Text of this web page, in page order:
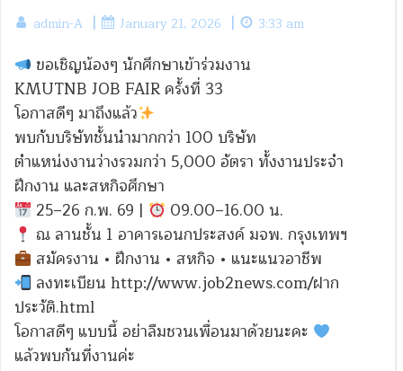
admin-A | January 21, 2026 | 3:33 am
ขอเชิญน้องๆ นักศึกษาเข้าร่วมงาน
KMUTNB JOB FAIR ครั้งที่ 33
โอกาสดีๆ มาถึงแล้ว
พบกับบริษัทชั้นนำมากกว่า 100 บริษัท
ตำแหน่งงานว่างรวมกว่า 5,000 อัตรา ทั้งงานประจำ
ฝึกงาน และสหกิจศึกษา
25–26 ก.พ. 69 |
09.00–16.00 น.
ณ ลานชั้น 1 อาคารเอนกประสงค์ มจพ. กรุงเทพฯ
สมัครงาน • ฝึกงาน • สหกิจ • แนะแนวอาชีพ
ลงทะเบียน http://www.job2news.com/ฝาก
ประวัติ.html
โอกาสดีๆ แบบนี้ อย่าลืมชวนเพื่อนมาด้วยนะคะ
แล้วพบกันที่งานค่ะ